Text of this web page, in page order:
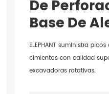
De
Base De
ELEPHANT suministra
cimientos con calidad
excavadoras rotativas.